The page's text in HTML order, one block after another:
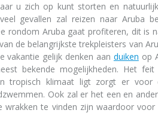
u zich op kunt storten en
gevallen zal reizen naar Aruba
rondom Aruba gaat profiteren, dit is
de belangrijkste trekpleisters van
vakantie gelijk denken aan duiken op
bekende mogelijkheden. Het
tropisch klimaat ligt zorgt er voor
Ook zal er het een en
wrakken te vinden zijn waardoor voor